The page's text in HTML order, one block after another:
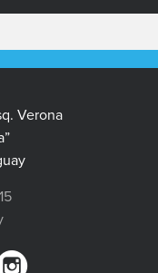
Verona